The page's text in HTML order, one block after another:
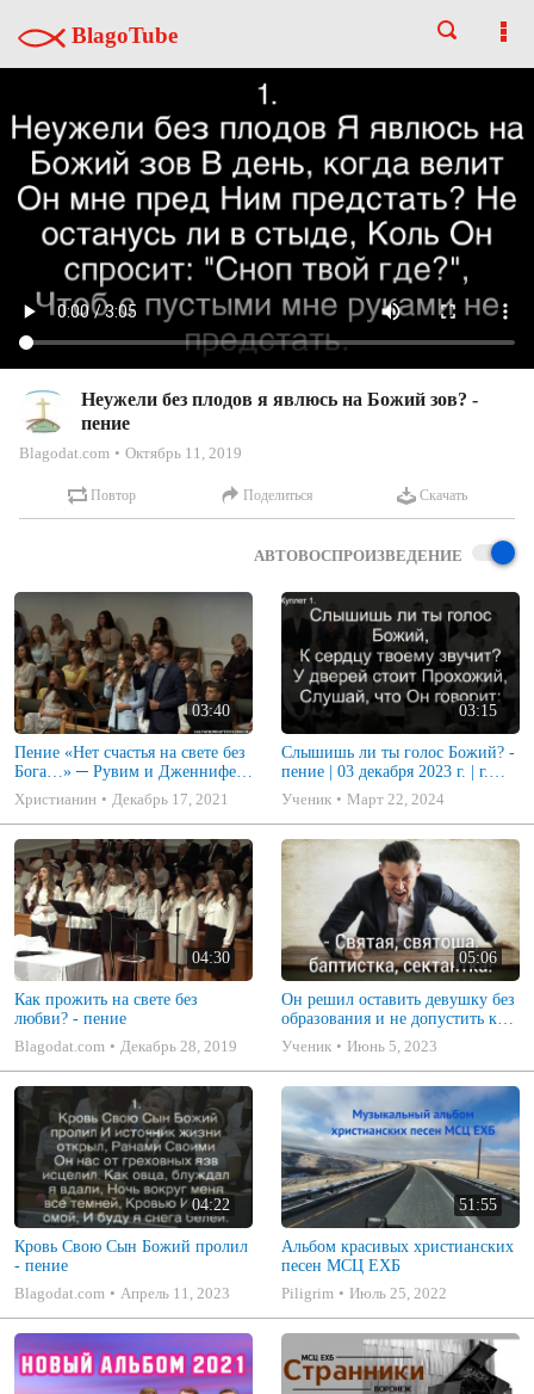
BlagoTube
Неужели без плодов я явлюсь на Божий зов? -
пение
Blagodat.com Октябрь 11, 2019
Повтор Поделиться Скачать
АВТОВОСПРОИЗВЕДЕНИЕ
03:40
Пение «Нет счастья на свете без
Бога…» ─ Рувим и Дженнифер
Стуковы
Христианин Декабрь 17, 2021
03:15
Слышишь ли ты голос Божий? -
пение | 03 декабря 2023 г. | г.
Новосибирск
Ученик Март 22, 2024
04:30
Как прожить на свете без
любви? - пение
Blagodat.com
Декабрь 28, 2019
05:06
Он решил оставить девушку без
образования и не допустить к
экзаменам, но Бог вступился и
не позволил
Ученик Июнь 5, 2023
04:22
Кровь Свою Сын Божий пролил
- пение
Blagodat.com
Апрель 11, 2023
51:55
Альбом красивых христианских
песен МСЦ ЕХБ
Piligrim
Июль 25, 2022